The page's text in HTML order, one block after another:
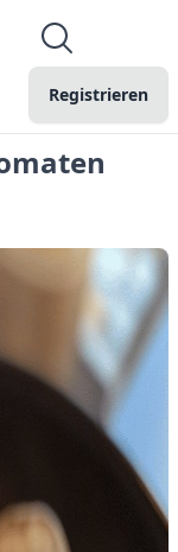
Registrieren